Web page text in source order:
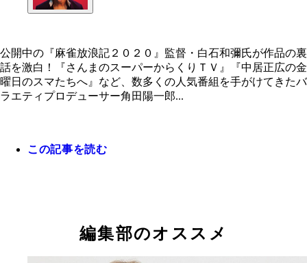
『麻雀放浪記２０２０』 全国ロードショー公開中
公開中の『麻雀放浪記２０２０』監督・白石和彌氏が作品の裏
話を激白！『さんまのスーパーからくりＴＶ』『中居正広の金
曜日のスマたちへ』など、数多くの人気番組を手がけてきたバ
ラエティプロデューサー角田陽一郎...
この記事を読む
編集部のオススメ